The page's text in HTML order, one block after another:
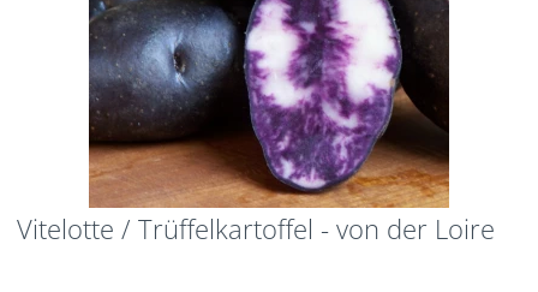
Vitelotte / Trüffelkartoffel - von der Loire